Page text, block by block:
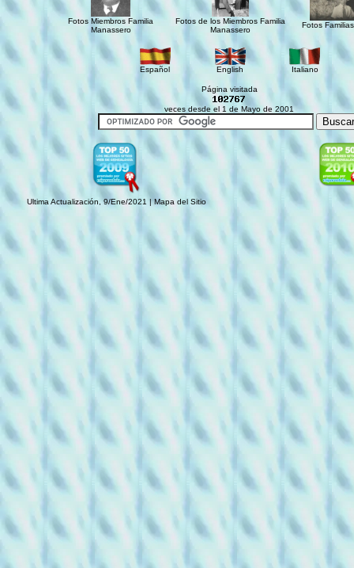
Se pueden ver algunas
fotografías personales, fotos
de las familias y de los
miembros de la familia.
Link a las principales páginas
que normalmente se utilizan
apellido
y datos de
Genealogía.
informationand data of
interest.
principali
Fotos Miembros Familia
Manassero
Fotos de los Miembros Familia
Manassero
Fotos
Español English Italiano
Página visitada
veces desde el 1 de Mayo de 2001
Ultima Actualización,9/Ene/2021 |Mapa del Sitio